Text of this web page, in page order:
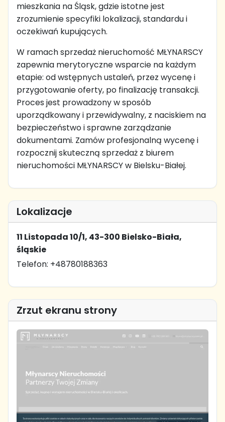
mieszkania na Śląsk, gdzie istotne jest
zrozumienie specyfiki lokalizacji, standardu i
oczekiwań kupujących.
W ramach sprzedaż nieruchomość MŁYNARSCY
zapewnia merytoryczne wsparcie na każdym
etapie: od wstępnych ustaleń, przez wycenę i
przygotowanie oferty, po finalizację transakcji.
Proces jest prowadzony w sposób
uporządkowany i przewidywalny, z naciskiem na
bezpieczeństwo i sprawne zarządzanie
dokumentami. Zamów profesjonalną wycenę i
rozpocznij skuteczną sprzedaż z biurem
nieruchomości MŁYNARSCY w Bielsku-Białej.
Lokalizacje
11 Listopada 10/1, 43-300 Bielsko-Biała,
śląskie
Telefon: +48780188363
Zrzut ekranu strony